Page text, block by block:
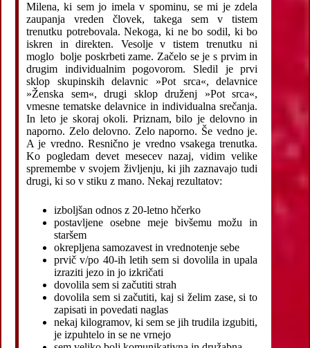
Milena, ki sem jo imela v spominu, se mi je zdela
zaupanja vreden človek, takega sem v tistem
trenutku potrebovala. Nekoga, ki ne bo sodil, ki bo
iskren in direkten. Vesolje v tistem trenutku ni
moglo bolje poskrbeti zame. Začelo se je s prvim in
drugim individualnim pogovorom. Sledil je prvi
sklop skupinskih delavnic »Pot srca«, delavnice
»Ženska sem«, drugi sklop druženj »Pot srca«,
vmesne tematske delavnice in individualna srečanja.
In leto je skoraj okoli. Priznam, bilo je delovno in
naporno. Zelo delovno. Zelo naporno. Še vedno je.
A je vredno. Resnično je vredno vsakega trenutka.
Ko pogledam devet mesecev nazaj, vidim velike
spremembe v svojem življenju, ki jih zaznavajo tudi
drugi, ki so v stiku z mano. Nekaj rezultatov:
izboljšan odnos z 20-letno hčerko
postavljene osebne meje bivšemu možu in
staršem
okrepljena samozavest in vrednotenje sebe
prvič v/po 40-ih letih sem si dovolila in upala
izraziti jezo in jo izkričati
dovolila sem si začutiti strah
dovolila sem si začutiti, kaj si želim zase, si to
zapisati in povedati naglas
nekaj kilogramov, ki sem se jih trudila izgubiti,
je izpuhtelo in se ne vrnejo